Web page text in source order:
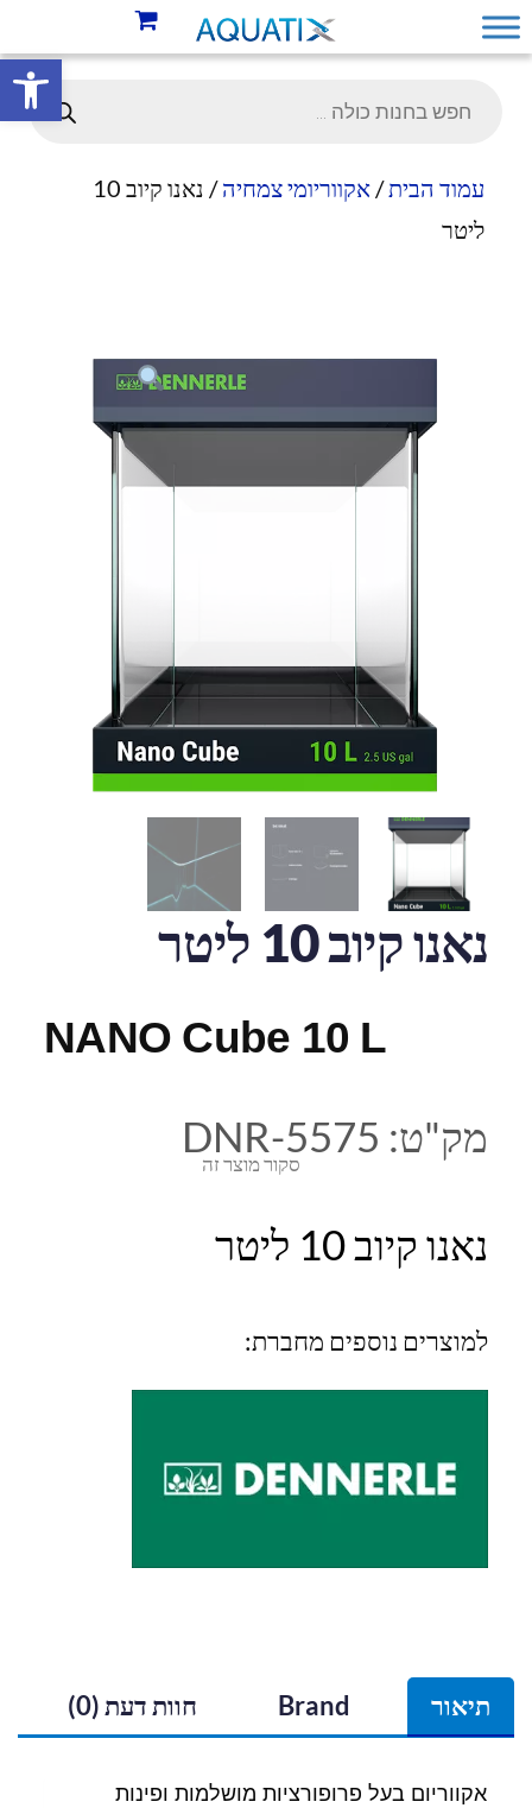
פתח
עמוד הבית/אקווריומי צמחיה
/ נאנו קיוב 10
ליטר
נאנו קיוב 10 ליטר
NANO Cube 10 L
סקור מוצר זה
מק"ט: DNR-5575
נאנו קיוב 10 ליטר
למוצרים נוספים מחברת:
תיאור Brand חוות דעת (0)
אקווריום בעל פרופורציות מושלמות ופינות